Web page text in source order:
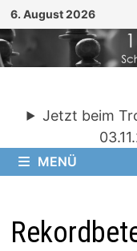
Zum
Inhalt
springen
6. August 2026
Jetzt beim
MENÜ